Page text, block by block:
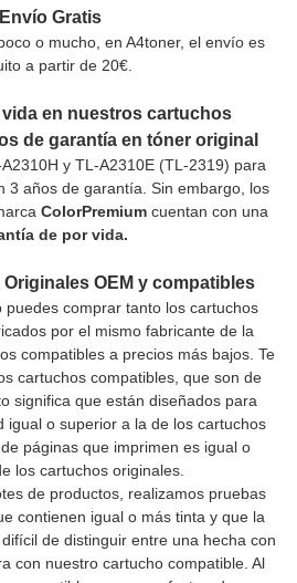
Envío Gratis
o mucho, en A4toner, el envío es
a partir de 20€.
en nuestros cartuchos
de garantía en tóner original
y TL-A2310E (TL-2319) para
3 años de garantía. Sin embargo, los
ColorPremiumcuentan con una
de por vida.
OEM y compatibles
puedes comprar tanto los cartuchos
por el mismo fabricante de la
compatibles a precios más bajos. Te
cartuchos compatibles, que son de
significa que están diseñados para
igual o superior a la de los cartuchos
páginas que imprimen es igual o
los cartuchos originales.
de productos, realizamos pruebas
contienen igual o más tinta y que la
de distinguir entre una hecha con
con nuestro cartucho compatible. Al